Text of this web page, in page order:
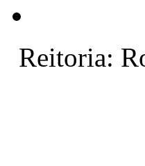
Reitoria: